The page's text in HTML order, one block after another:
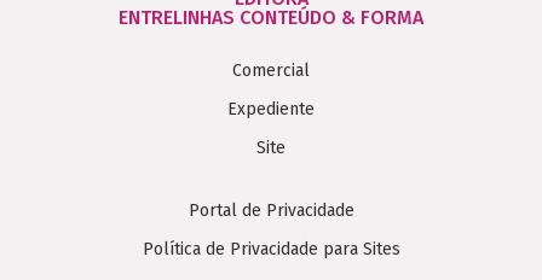
ENTRELINHAS CONTEÚDO & FORMA
Comercial
Expediente
Site
Portal de Privacidade
Política de Privacidade para Sites